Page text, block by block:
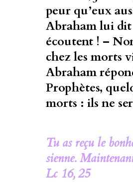
peur qu’eux
Abraham lui dit
écoutent ! –
chez les morts
Abraham
Prophètes,
morts : ils ne
Tu as reçu le
sienne.
Lc 16, 25